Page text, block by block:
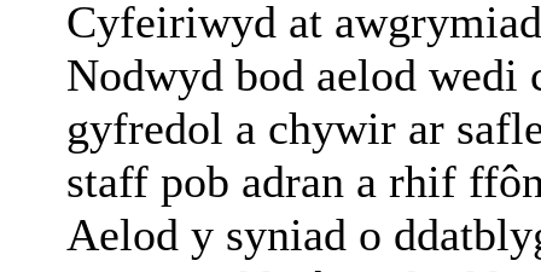
Cyfeiriwyd at
Nodwyd bod aelod wedi
gyfredol a chywir ar
staff pob adran a rhif
Aelod y syniad o